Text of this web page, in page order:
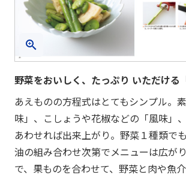
野菜をおいしく、たっぷり いただける
あえものの方程式はとてもシンプル。
味」、こしょうや花椒などの「風味」
あわせれば出来上がり。野菜１種類で
油の組み合わせ次第でメニューは広が
で、果ものを合わせて、野菜と肉や魚